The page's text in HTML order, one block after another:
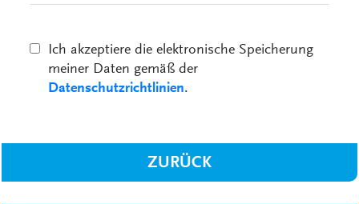
Ich akzeptiere die elektronische Speicherung
meiner Daten gemäß der
Datenschutzrichtlinien.
ZURÜCK